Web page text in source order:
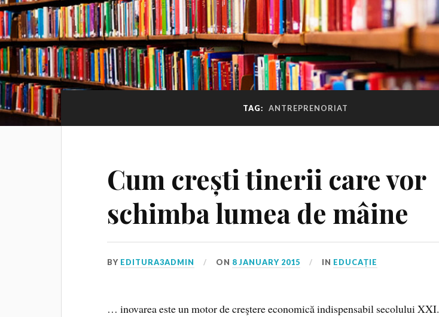
TAG: ANTREPRENORIAT
Cum crești tinerii care vor
schimba lumea de mâine
BY EDITURA3ADMIN ON 8 JANUARY 2015 IN EDUCAȚIE
… inovarea este un motor de creştere economică indispensabil secolului XXI.